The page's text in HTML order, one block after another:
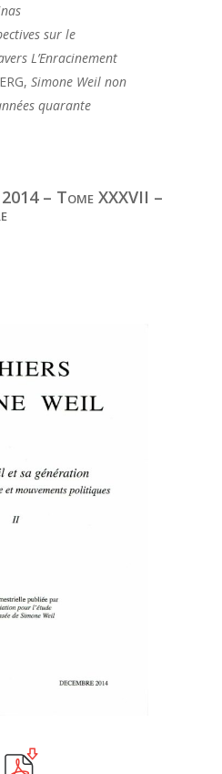
sur le
L’Enracinement
Simone Weil non
quarante
– Tome XXXVII –